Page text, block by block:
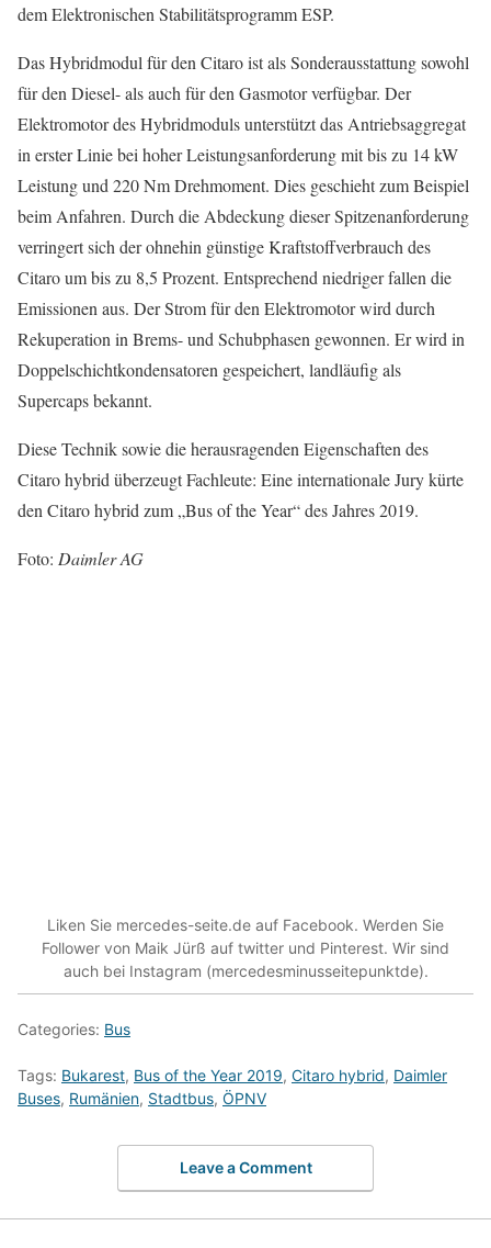
dem Elektronischen Stabilitätsprogramm ESP.
Das Hybridmodul für den Citaro ist als Sonderausstattung sowohl
für den Diesel- als auch für den Gasmotor verfügbar. Der
Elektromotor des Hybridmoduls unterstützt das Antriebsaggregat
in erster Linie bei hoher Leistungsanforderung mit bis zu 14 kW
Leistung und 220 Nm Drehmoment. Dies geschieht zum Beispiel
beim Anfahren. Durch die Abdeckung dieser Spitzenanforderung
verringert sich der ohnehin günstige Kraftstoffverbrauch des
Citaro um bis zu 8,5 Prozent. Entsprechend niedriger fallen die
Emissionen aus. Der Strom für den Elektromotor wird durch
Rekuperation in Brems- und Schubphasen gewonnen. Er wird in
Doppelschichtkondensatoren gespeichert, landläufig als
Supercaps bekannt.
Diese Technik sowie die herausragenden Eigenschaften des
Citaro hybrid überzeugt Fachleute: Eine internationale Jury kürte
den Citaro hybrid zum „Bus of the Year“ des Jahres 2019.
Foto: Daimler AG
Liken Sie mercedes-seite.de auf Facebook. Werden Sie
Follower von Maik Jürß auf twitter und Pinterest. Wir sind
auch bei Instagram (mercedesminusseitepunktde).
Categories: Bus
Tags: Bukarest, Bus of the Year 2019, Citaro hybrid, Daimler
Buses, Rumänien, Stadtbus, ÖPNV
Leave a Comment